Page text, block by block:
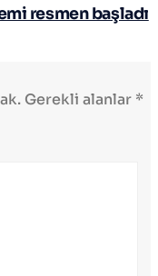
resmen başladı
Gerekli alanlar *